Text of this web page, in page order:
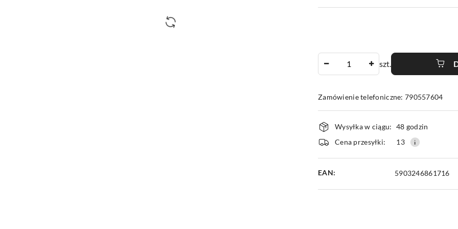
szt.
Zamówienie telefoniczne: 790557604
Dostępność
i
dostawa
Wysyłka w ciągu: 48 godzin
Cena przesyłki:
13
EAN: 5903246861716